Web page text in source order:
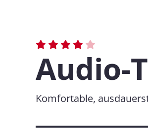
Audio-
Komfortable,